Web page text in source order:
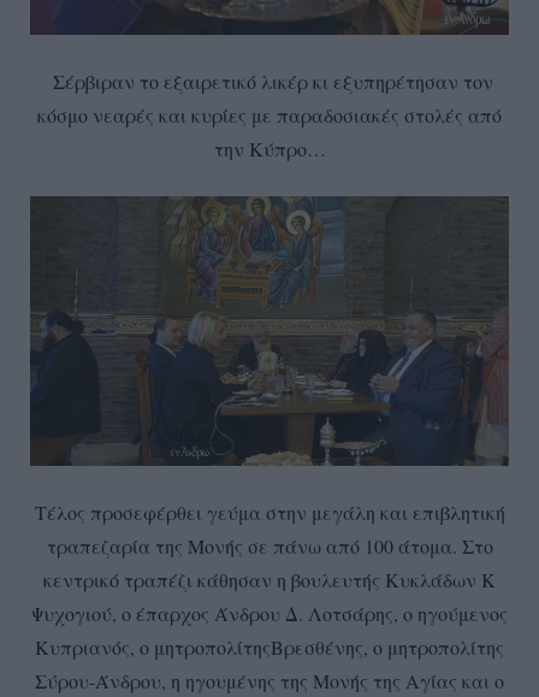
Σέρβιραν το εξαιρετικό λικέρ κι εξυπηρέτησαν τον
κόσμο νεαρές και κυρίες με παραδοσιακές στολές από
την Κύπρο…
Τέλος προσεφέρθει γεύμα στην μεγάλη και επιβλητική
τραπεζαρία της Μονής σε πάνω από 100 άτομα. Στο
κεντρικό τραπέζι κάθησαν η βουλευτής Κυκλάδων Κ
Ψυχογιού, ο έπαρχος Άνδρου Δ. Λοτσάρης, ο ηγούμενος
Κυπριανός, ο μητροπολίτηςΒρεσθένης, ο μητροπολίτης
Σύρου-Άνδρου, η ηγουμένης της Μονής της Αγίας και ο